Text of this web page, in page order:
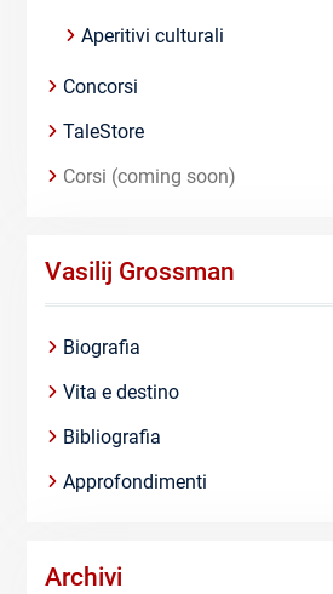
Aperitivi culturali
Concorsi
TaleStore
Corsi (coming soon)
Vasilij Grossman
Biografia
Vita e destino
Bibliografia
Approfondimenti
Archivi